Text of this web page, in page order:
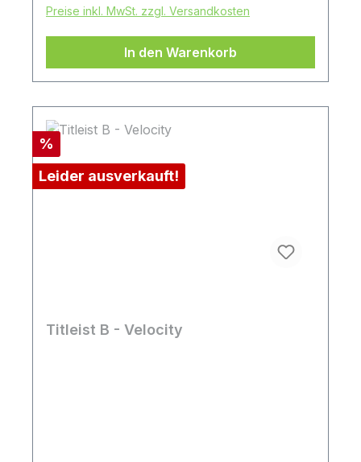
Preise inkl. MwSt. zzgl. Versandkosten
In den Warenkorb
Rabatt
%
Leider ausverkauft!
Titleist B - Velocity